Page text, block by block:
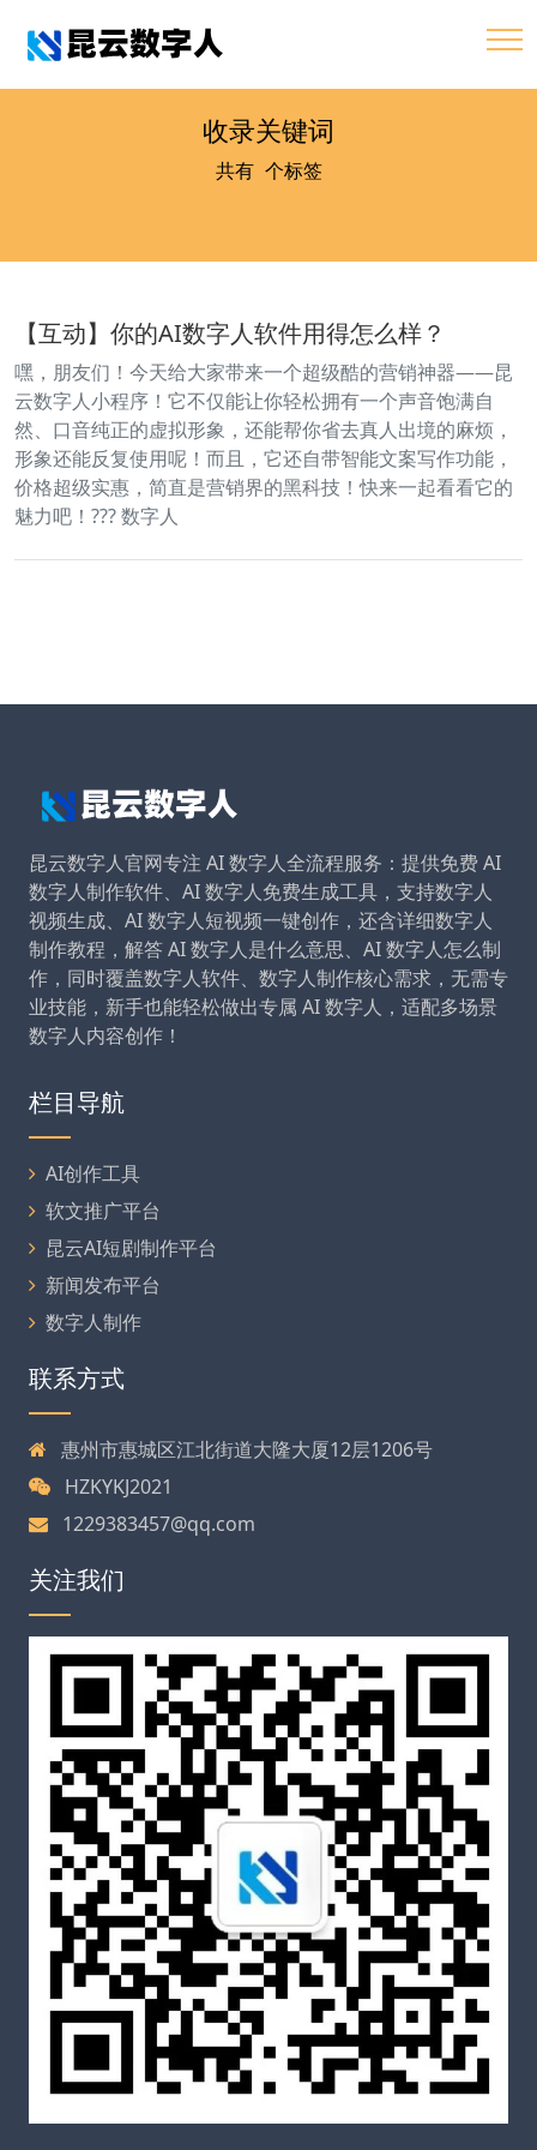
收录关键词
共有1 个标签
【互动】你的AI数字人软件用得怎么样？
嘿，朋友们！今天给大家带来一个超级酷的营销神器——昆
云数字人小程序！它不仅能让你轻松拥有一个声音饱满自
然、口音纯正的虚拟形象，还能帮你省去真人出境的麻烦，
形象还能反复使用呢！而且，它还自带智能文案写作功能，
价格超级实惠，简直是营销界的黑科技！快来一起看看它的
魅力吧！??? 数字人
昆云数字人官网专注 AI 数字人全流程服务：提供免费 AI
数字人制作软件、AI 数字人免费生成工具，支持数字人
视频生成、AI 数字人短视频一键创作，还含详细数字人
制作教程，解答 AI 数字人是什么意思、AI 数字人怎么制
作，同时覆盖数字人软件、数字人制作核心需求，无需专
业技能，新手也能轻松做出专属 AI 数字人，适配多场景
数字人内容创作！
栏目导航
AI创作工具
软文推广平台
昆云AI短剧制作平台
新闻发布平台
数字人制作
联系方式
惠州市惠城区江北街道大隆大厦12层1206号
HZKYKJ2021
1229383457@qq.com
关注我们